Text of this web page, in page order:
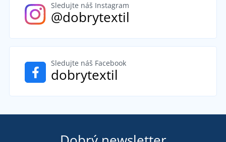
Sledujte náš Instagram
@dobrytextil
Sledujte náš Facebook
dobrytextil